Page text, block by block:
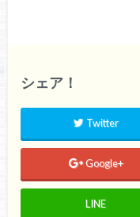
シェア！
Twitter
Google+
LINE